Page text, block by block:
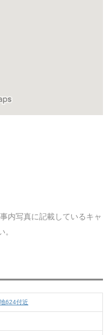
内写真に記載しているキャ
624付近